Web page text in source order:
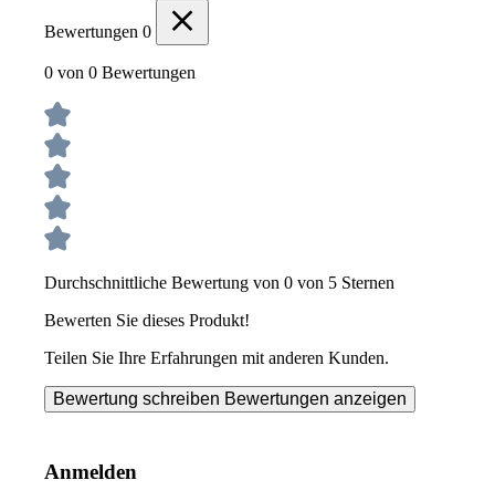
Bewertungen 0
0 von 0 Bewertungen
Durchschnittliche Bewertung von 0 von 5 Sternen
Bewerten Sie dieses Produkt!
Teilen Sie Ihre Erfahrungen mit anderen Kunden.
Bewertung schreiben Bewertungen anzeigen
Anmelden